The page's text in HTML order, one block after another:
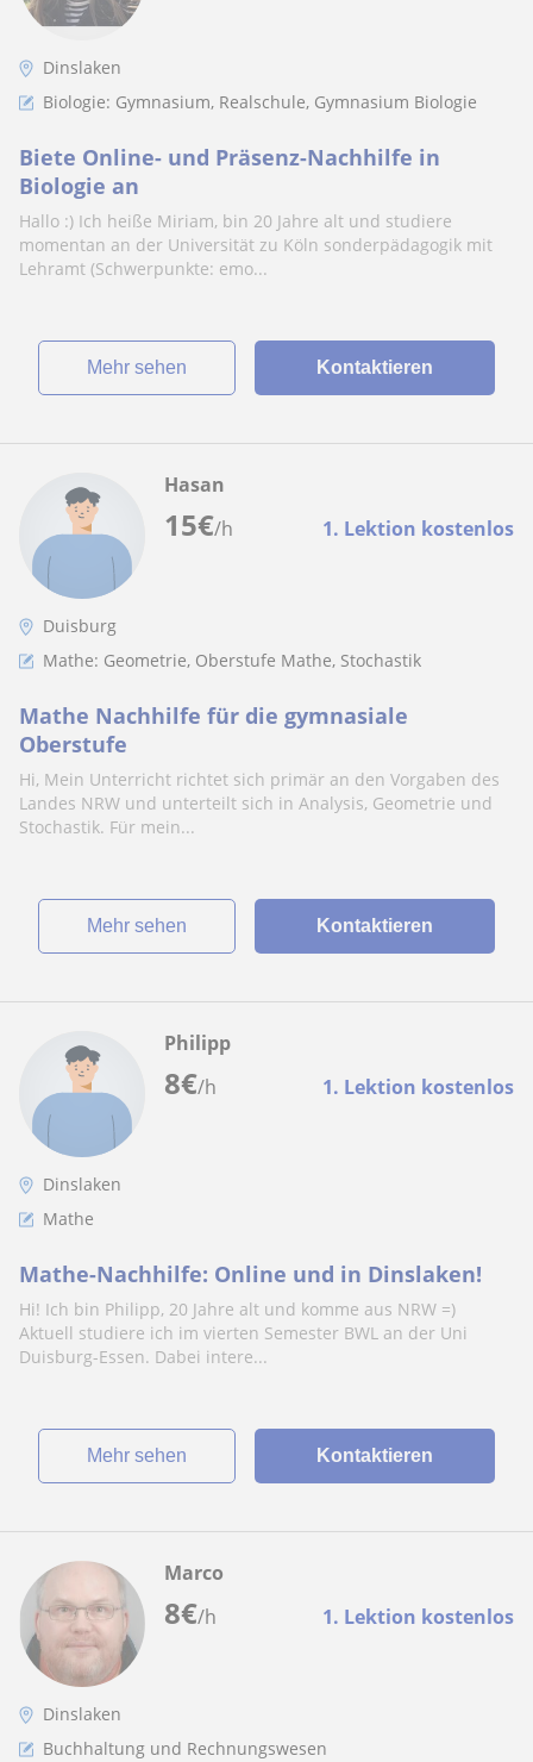
Dinslaken
Biologie: Gymnasium, Realschule, Gymnasium Biologie
Biete Online- und Präsenz-Nachhilfe in
Biologie an
Hallo :) Ich heiße Miriam, bin 20 Jahre alt und studiere
momentan an der Universität zu Köln sonderpädagogik mit
Lehramt (Schwerpunkte: emo...
Mehr sehen Kontaktieren
15€/h 1. Lektion kostenlos
Hasan
Duisburg
Mathe: Geometrie, Oberstufe Mathe, Stochastik
Mathe Nachhilfe für die gymnasiale
Oberstufe
Hi, Mein Unterricht richtet sich primär an den Vorgaben des
Landes NRW und unterteilt sich in Analysis, Geometrie und
Stochastik. Für mein...
Mehr sehen Kontaktieren
8€/h 1. Lektion kostenlos
Philipp
Dinslaken
Mathe
Mathe-Nachhilfe: Online und in Dinslaken!
Hi! Ich bin Philipp, 20 Jahre alt und komme aus NRW =)
Aktuell studiere ich im vierten Semester BWL an der Uni
Duisburg-Essen. Dabei intere...
Mehr sehen Kontaktieren
8€/h 1. Lektion kostenlos
Marco
Dinslaken
Buchhaltung und Rechnungswesen